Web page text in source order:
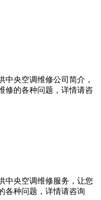
中央空调维修公司简介，
修的各种问题，详情请咨
中央空调维修服务，让您
各种问题，详情请咨询